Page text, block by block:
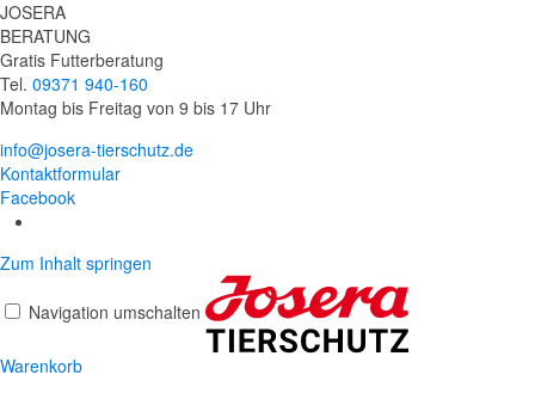
JOSERA
BERATUNG
Gratis Futterberatung
Tel. 09371 940-160
Montag bis Freitag von 9 bis 17 Uhr
info@josera-tierschutz.de
Kontaktformular
Facebook
Zum Inhalt springen
Navigation umschalten
Warenkorb